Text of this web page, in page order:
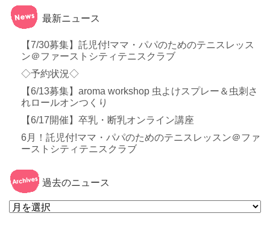
最新ニュース
【7/30募集】託児付!ママ・パパのためのテニスレッス
ン＠ファーストシティテニスクラブ
◇予約状況◇
【6/13募集】aroma workshop 虫よけスプレー＆虫刺さ
れロールオンつくり
【6/17開催】卒乳・断乳オンライン講座
6月！託児付!ママ・パパのためのテニスレッスン＠ファ
ーストシティテニスクラブ
過去のニュース
過
去